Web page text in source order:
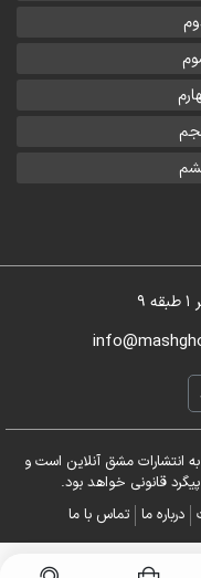
انتشارات مشق آنلاین است و
قانونی خواهد بود.
درباره ما تماس با ما